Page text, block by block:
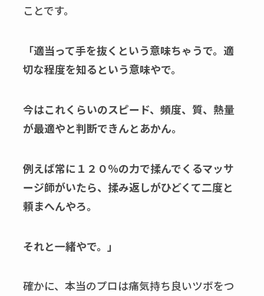
ことです。
「適当って手を抜くという意味ちゃうで。適
切な程度を知るという意味やで。
今はこれくらいのスピード、頻度、質、熱量
が最適やと判断できんとあかん。
例えば常に１２０％の力で揉んでくるマッサ
ージ師がいたら、揉み返しがひどくて二度と
頼まへんやろ。
それと一緒やで。」
確かに、本当のプロは痛気持ち良いツボをつ